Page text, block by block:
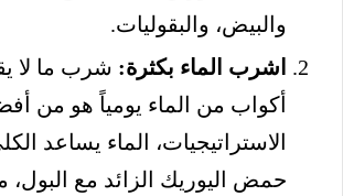
والبيض، والبقوليات.
اشرب الماء بكثرة:
أكواب من الماء يومياً هو من
الاستراتيجيات، الماء يساعد
حمض اليوريك الزائد مع البول،